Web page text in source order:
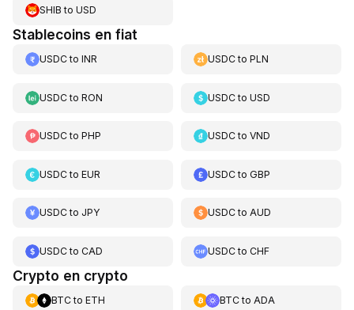
SHIB to USD
Stablecoins en fiat
USDCto INR USDCtoPLN
USDCto RON USDCtoUSD
USDCto PHP USDCtoVND
USDCto EUR USDCtoGBP
USDCto JPY USDCtoAUD
USDCto CAD USDCtoCHF
Crypto en crypto
BTCto ETH BTCto ADA